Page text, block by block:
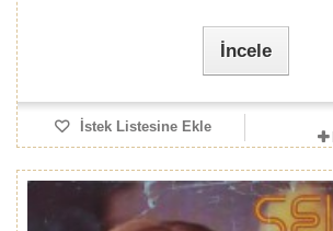
İncele
İstek Listesine Ekle